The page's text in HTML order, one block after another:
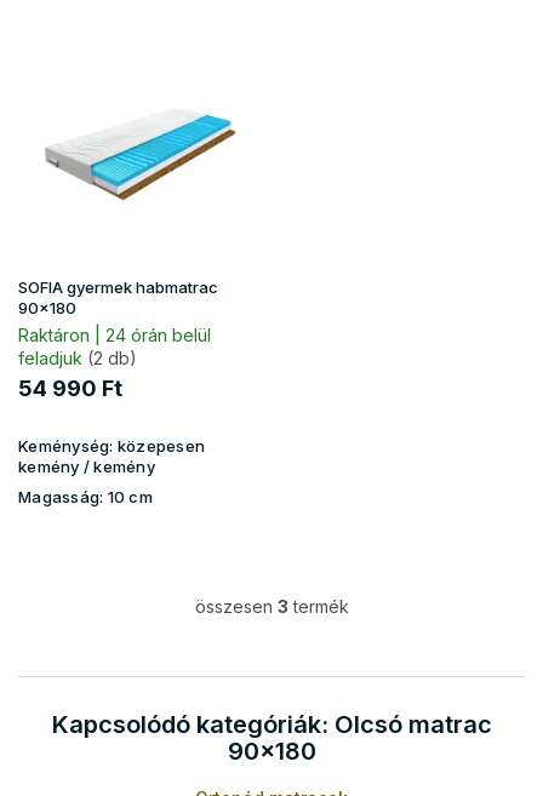
SOFIA gyermek habmatrac
90x180
Raktáron | 24 órán belül
feladjuk (2 db)
54 990 Ft
Keménység: közepesen
kemény / kemény
Magasság: 10 cm
L
t
a
i
r
összesen 3 termék
Kapcsolódó kategóriák: Olcsó matrac
90x180